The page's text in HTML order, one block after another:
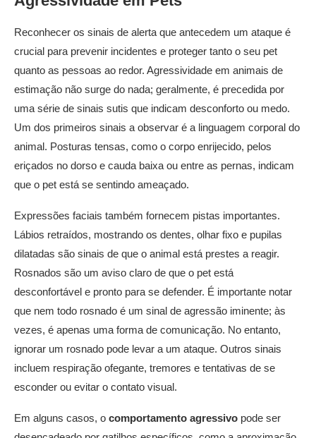
Reconhecer os sinais de alerta que antecedem um ataque é
crucial para prevenir incidentes e proteger tanto o seu pet
quanto as pessoas ao redor. Agressividade em animais de
estimação não surge do nada; geralmente, é precedida por
uma série de sinais sutis que indicam desconforto ou medo.
Um dos primeiros sinais a observar é a linguagem corporal do
animal. Posturas tensas, como o corpo enrijecido, pelos
eriçados no dorso e cauda baixa ou entre as pernas, indicam
que o pet está se sentindo ameaçado.
Expressões faciais também fornecem pistas importantes.
Lábios retraídos, mostrando os dentes, olhar fixo e pupilas
dilatadas são sinais de que o animal está prestes a reagir.
Rosnados são um aviso claro de que o pet está
desconfortável e pronto para se defender. É importante notar
que nem todo rosnado é um sinal de agressão iminente; às
vezes, é apenas uma forma de comunicação. No entanto,
ignorar um rosnado pode levar a um ataque. Outros sinais
incluem respiração ofegante, tremores e tentativas de se
esconder ou evitar o contato visual.
Em alguns casos, o comportamento agressivo pode ser